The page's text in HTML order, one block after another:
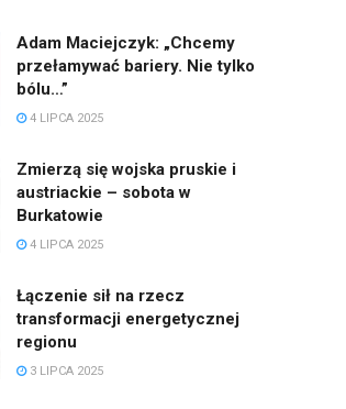
Adam Maciejczyk: „Chcemy
przełamywać bariery. Nie tylko
bólu…”
4 LIPCA 2025
Zmierzą się wojska pruskie i
austriackie – sobota w
Burkatowie
4 LIPCA 2025
Łączenie sił na rzecz
transformacji energetycznej
regionu
3 LIPCA 2025